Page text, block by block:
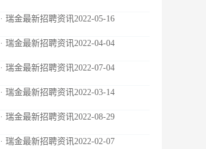
· 瑞金最新招聘资讯2022-05-16
· 瑞金最新招聘资讯2022-04-04
· 瑞金最新招聘资讯2022-07-04
· 瑞金最新招聘资讯2022-03-14
· 瑞金最新招聘资讯2022-08-29
· 瑞金最新招聘资讯2022-02-07